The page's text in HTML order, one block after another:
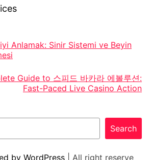
Anlamak: Sinir Sistemi ve Beyin
Guide to 스피드 바카라 에볼루션:
Fast-Paced Live Casino Action
Search
by WordPress All right reserve